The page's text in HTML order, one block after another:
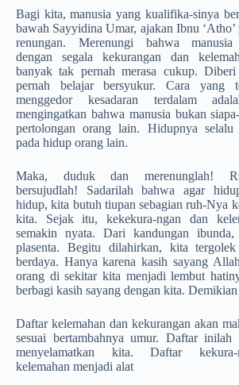
Bagi kita, manusia yang kualifika-sinya
bawah Sayyidina Umar, ajakan Ibnu ‘Atho’
renungan. Merenungi bahwa manusia
dengan segala kekurangan dan
banyak tak pernah merasa cukup.
pernah belajar bersyukur. Cara yang
menggedor kesadaran terdalam
mengingatkan bahwa manusia bukan
pertolongan orang lain. Hidupnya selalu
pada hidup orang lain.
Maka, duduk dan merenunglah!
bersujudlah! Sadarilah bahwa agar
hidup, kita butuh tiupan sebagian ruh-Nya
kita. Sejak itu, kekekura-ngan dan
semakin nyata. Dari kandungan
plasenta. Begitu dilahirkan, kita
berdaya. Hanya karena kasih sayang
orang di sekitar kita menjadi lembut
berbagi kasih sayang dengan kita. Demikian
Daftar kelemahan dan kekurangan akan
sesuai bertambahnya umur. Daftar inilah
menyelamatkan kita. Daftar
kelemahan menjadi alat